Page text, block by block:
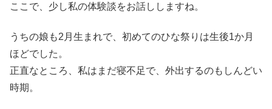
ここで、少し私の体験談をお話ししますね。
うちの娘も2月生まれで、初めてのひな祭りは生後1か月
ほどでした。
正直なところ、私はまだ寝不足で、外出するのもしんどい
時期。